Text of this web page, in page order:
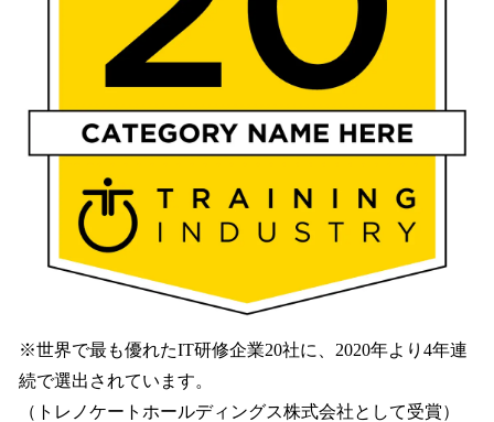
※世界で最も優れたIT研修企業20社に、2020年より4年連
続で選出されています。
（トレノケートホールディングス株式会社として受賞）